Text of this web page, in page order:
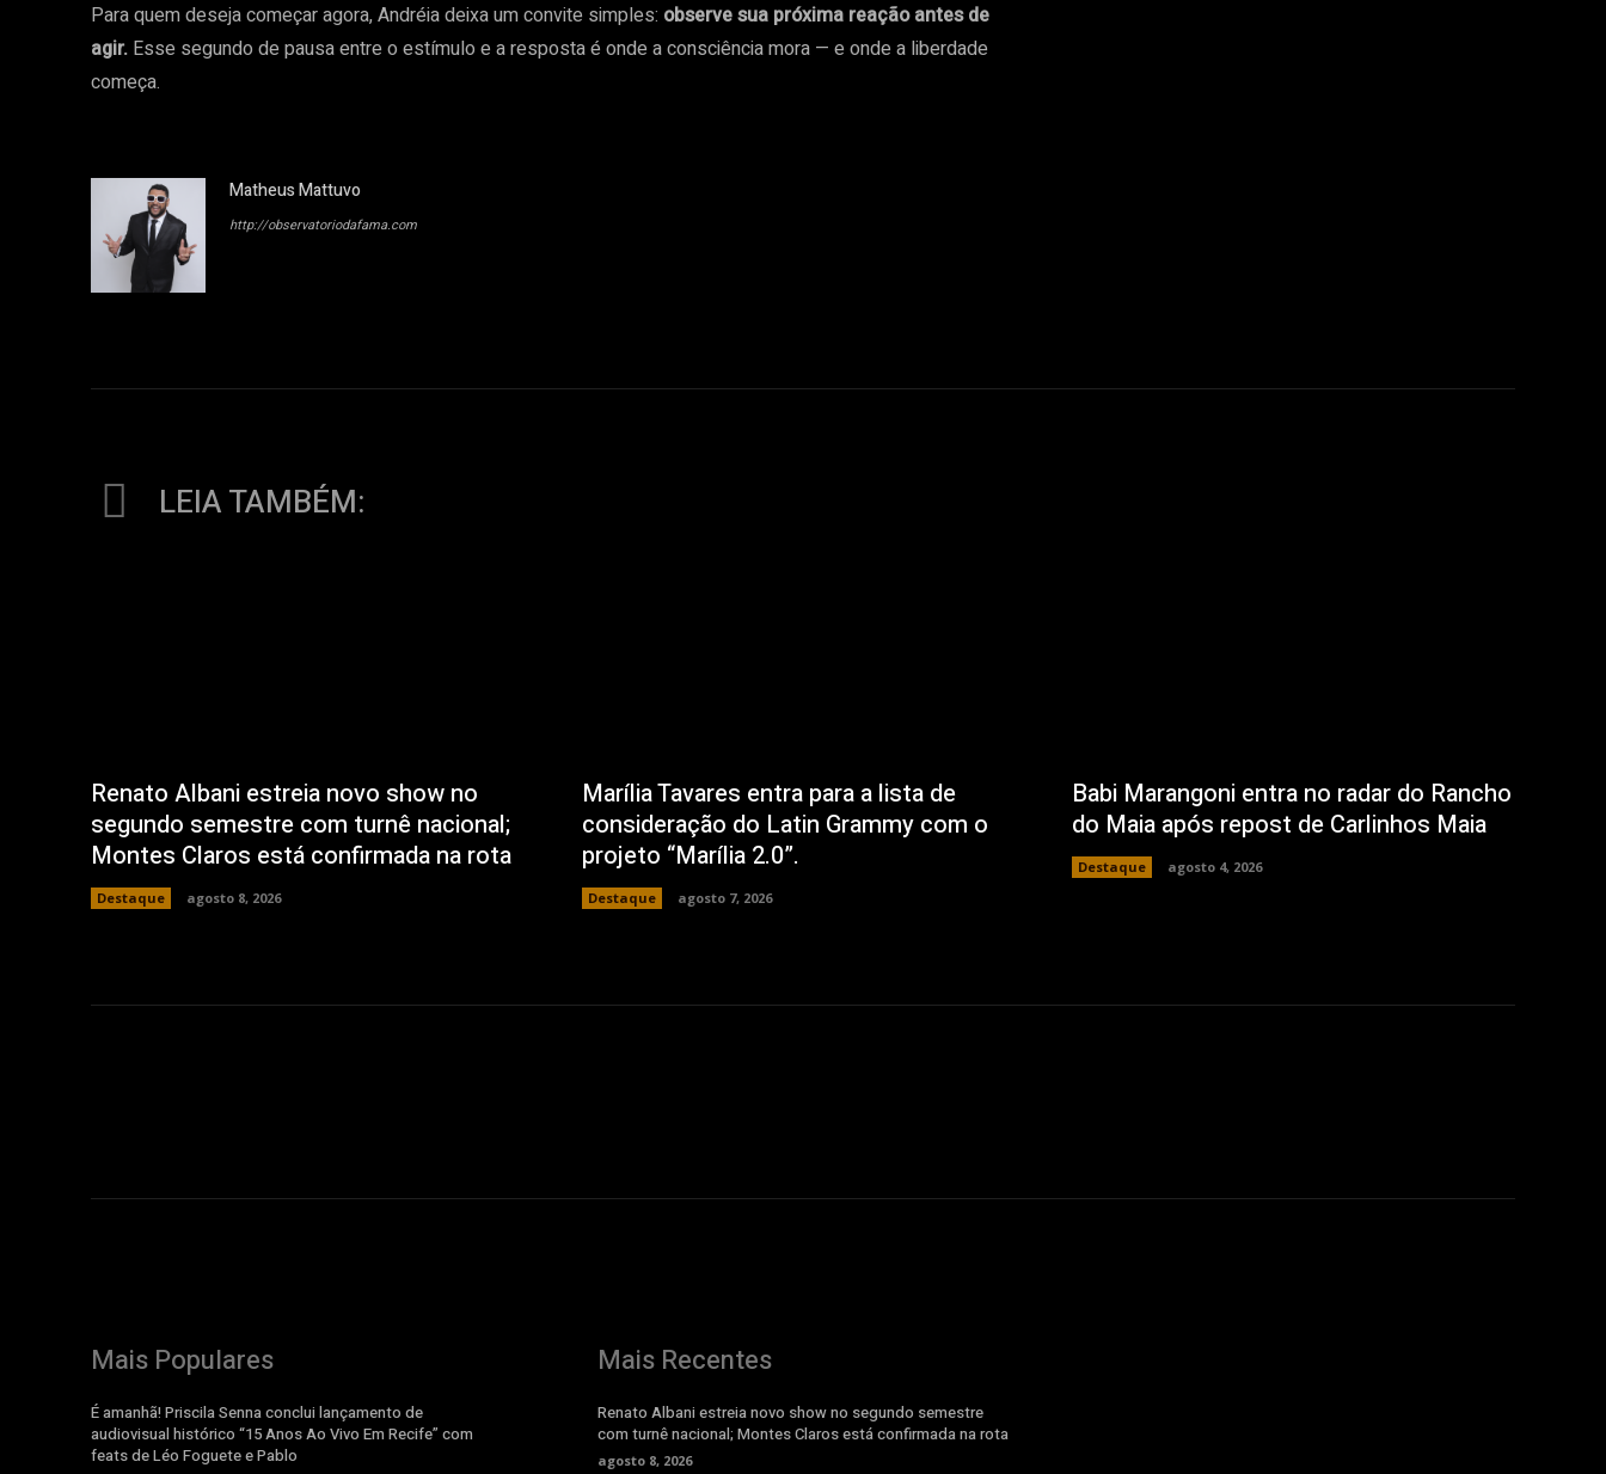
Para quem deseja começar agora, Andréia deixa um convite simples: observe sua próxima reação antes de
agir. Esse segundo de pausa entre o estímulo e a resposta é onde a consciência mora — e onde a liberdade
começa.
Matheus Mattuvo
http://observatoriodafama.com
LEIA TAMBÉM:
Renato Albani estreia novo show no
segundo semestre com turnê nacional;
Montes Claros está confirmada na rota
Destaque agosto 8, 2026
Marília Tavares entra para a lista de
consideração do Latin Grammy com o
projeto “Marília 2.0”.
Destaque agosto 7, 2026
Babi Marangoni entra no radar do Rancho
do Maia após repost de Carlinhos Maia
Destaque agosto 4, 2026
Mais Populares
É amanhã! Priscila Senna conclui lançamento de
audiovisual histórico “15 Anos Ao Vivo Em Recife” com
feats de Léo Foguete e Pablo
Mais Recentes
Renato Albani estreia novo show no segundo semestre
com turnê nacional; Montes Claros está confirmada na rota
agosto 8, 2026